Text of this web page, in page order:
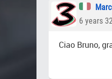
6 years
Ciao Bruno,